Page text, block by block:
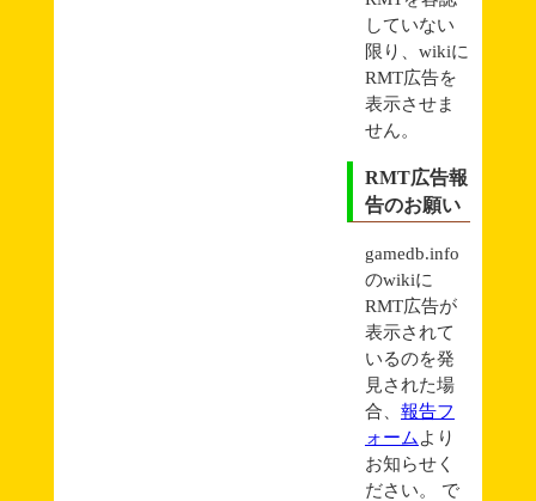
していない
限り、wikiに
RMT広告を
表示させま
せん。
RMT広告報
告のお願い
gamedb.info
のwikiに
RMT広告が
表示されて
いるのを発
見された場
合、 報告フ
ォーム より
お知らせく
ださい。 で